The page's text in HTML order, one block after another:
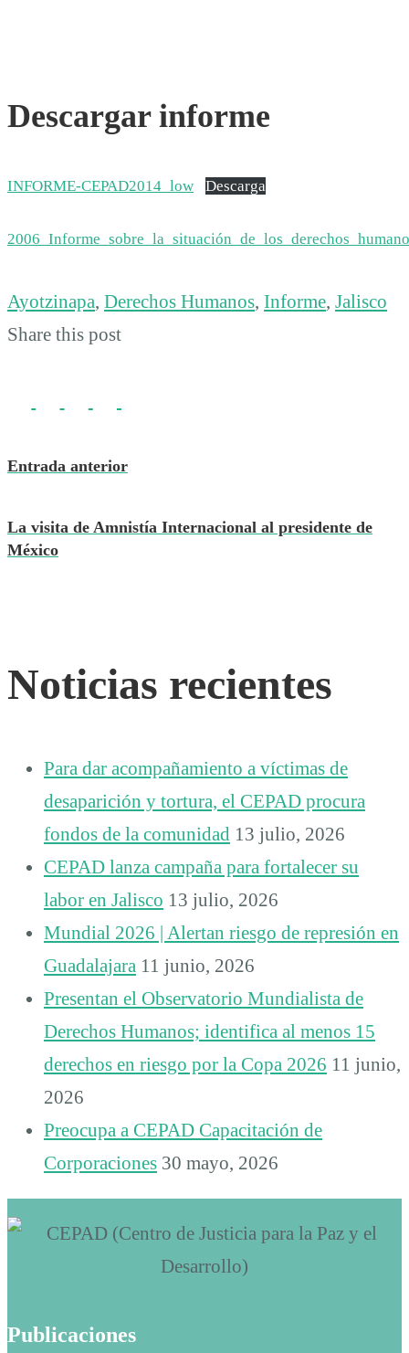
Descargar informe
INFORME-CEPAD2014_low Descarga
Ayotzinapa, Derechos Humanos, Informe, Jalisco
Share this post
Entrada anterior
La visita de Amnistía Internacional al presidente de
México
Noticias recientes
Para dar acompañamiento a víctimas de
desaparición y tortura, el CEPAD procura
fondos de la comunidad 13 julio, 2026
CEPAD lanza campaña para fortalecer su
labor en Jalisco 13 julio, 2026
Mundial 2026 | Alertan riesgo de represión en
Guadalajara 11 junio, 2026
Presentan el Observatorio Mundialista de
Derechos Humanos; identifica al menos 15
derechos en riesgo por la Copa 2026 11 junio,
2026
Preocupa a CEPAD Capacitación de
Corporaciones 30 mayo, 2026
Publicaciones